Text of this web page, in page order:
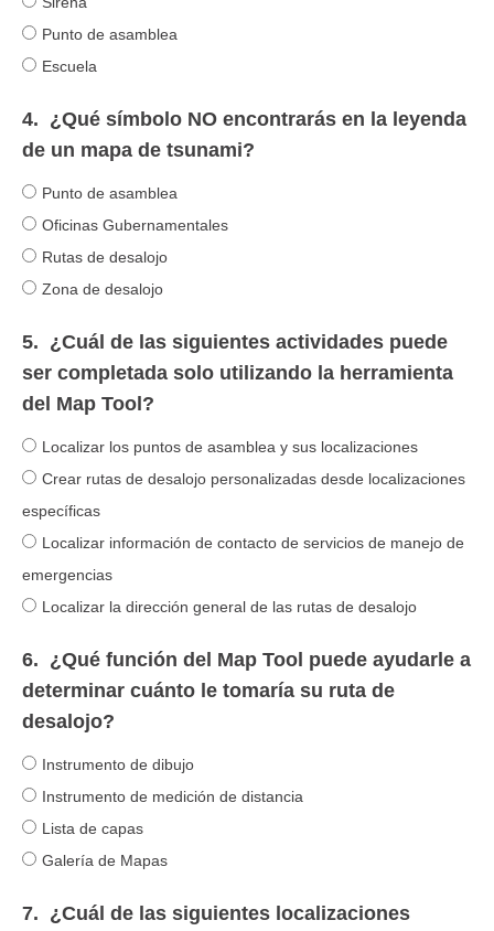
Punto de asamblea
Escuela
4. ¿Qué símbolo NO encontrarás en la leyenda
de un mapa de tsunami?
Punto de asamblea
Oficinas Gubernamentales
Rutas de desalojo
Zona de desalojo
5. ¿Cuál de las siguientes actividades puede
ser completada solo utilizando la herramienta
del Map Tool?
Localizar los puntos de asamblea y sus localizaciones
Crear rutas de desalojo personalizadas desde localizaciones
específicas
Localizar información de contacto de servicios de manejo de
emergencias
Localizar la dirección general de las rutas de desalojo
6. ¿Qué función del Map Tool puede ayudarle a
determinar cuánto le tomaría su ruta de
desalojo?
Instrumento de dibujo
Instrumento de medición de distancia
Lista de capas
Galería de Mapas
7. ¿Cuál de las siguientes localizaciones